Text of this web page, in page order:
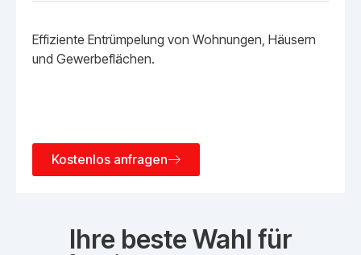
Effiziente Entrümpelung von Wohnungen, Häusern
und Gewerbeflächen.
Kostenlos anfragen
Ihre beste Wahl für